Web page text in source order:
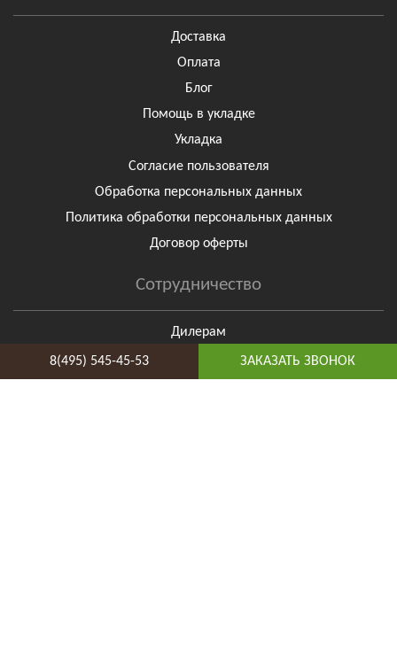
Доставка
Оплата
Блог
Помощь в укладке
Укладка
Согласие пользователя
Обработка персональных данных
Политика обработки персональных данных
Договор оферты
Сотрудничество
Дилерам
Для дизайнеров
Поставщикам
8(495) 545-45-53 ЗАКАЗАТЬ ЗВОНОК